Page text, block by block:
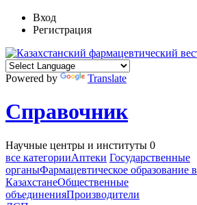
Вход
Регистрация
Powered by Translate
Справочник
Научные центры и институты 0
все категорииАптеки Государственные
органыФармацевтическое образование в
КазахстанеОбщественные
объединенияПроизводители